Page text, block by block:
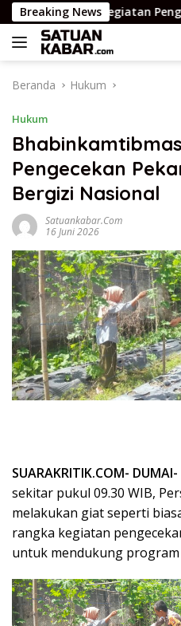
Langsung
ke
konten
Breaking News
Kegiatan Pengecekan
Beranda Hukum
Hukum
Pengecekan
Bergizi Nasional
Satuankabar.com
16 Juni 2026
SUARAKRITIK.COM- DUMAI-
sekitar pukul 09.30 WIB,
melakukan giat seperti
rangka kegiatan
untuk mendukung